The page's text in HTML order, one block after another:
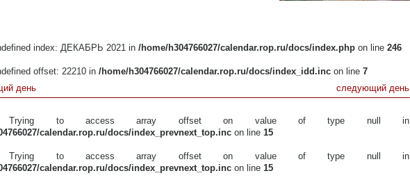
index: ДЕКАБРЬ 2021 in /home/h304766027/calendar.rop.ru/docs/index.php on line 246
offset: 22210 in /home/h304766027/calendar.rop.ru/docs/index_idd.inc on line 7
день
следующий день
to access array offset on value of type null in
calendar.rop.ru/docs/index_prevnext_top.inc on line 15
to access array offset on value of type null in
calendar.rop.ru/docs/index_prevnext_top.inc on line 15